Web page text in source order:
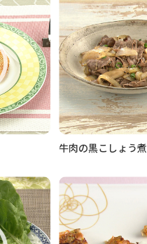
牛肉の黒こしょう煮